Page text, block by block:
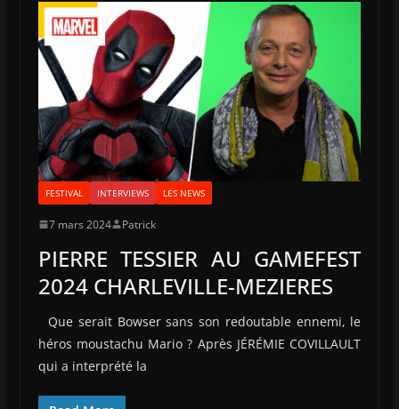
FESTIVAL INTERVIEWS LES NEWS
7 mars 2024 Patrick
PIERRE TESSIER AU GAMEFEST
2024 CHARLEVILLE-MEZIERES
Que serait Bowser sans son redoutable ennemi, le
héros moustachu Mario ? Après JÉRÉMIE COVILLAULT
qui a interprété la